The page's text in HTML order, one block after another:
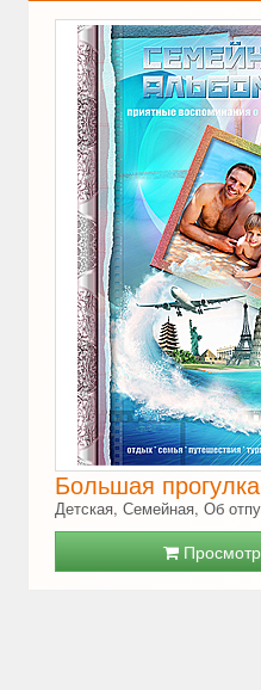
Большая прогулка
Детская, Семейная, Об